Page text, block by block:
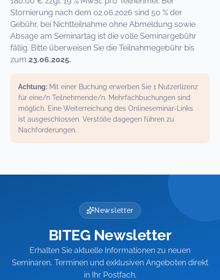
Stornierung nach dem 02.06.2026 sind 50 % der
Gebühr, bei Nichtteilnahme ohne Abmeldung sowie
Absage am Seminartag ist die volle Seminargebühr
fällig. Bitte überweisen Sie die Teilnahmegebühr bis
zum 23.06.2025.
Achtung: Mit einer Buchung erwerben Sie 1 Nutzerlizenz
für eine/n Teilnehmende/n. Mehrfachbuchungen sind
möglich. Eine Weiterreichung des Onlineseminar-Links
ist ausgeschlossen. Verstöße dagegen führen zu
Nachforderungen.
Newsletter
BITEG Newsletter
Erhalten Sie aktuelle Informationen zu neuen
Seminaren, Terminen und exklusiven Angeboten direkt
in Ihr Postfach.